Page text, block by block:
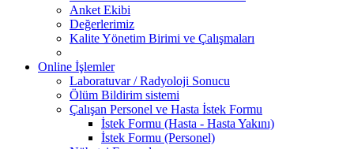
Anket Ekibi
Değerlerimiz
Kalite Yönetim Birimi ve Çalışmaları
Online İşlemler
Laboratuvar / Radyoloji Sonucu
Ölüm Bildirim sistemi
Çalışan Personel ve Hasta İstek Formu
İstek Formu (Hasta - Hasta Yakını)
İstek Formu (Personel)